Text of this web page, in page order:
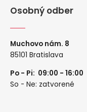
Osobný odber
Muchovo nám. 8
85101 Bratislava
Po - Pi: 09:00 - 16:00
So - Ne: zatvorené